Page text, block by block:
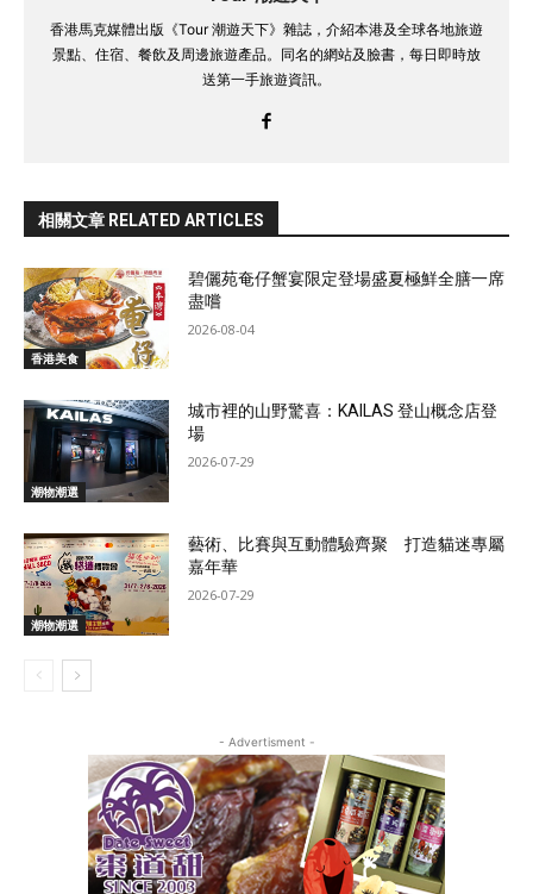
香港馬克媒體出版《Tour 潮遊天下》雜誌，介紹本港及全球各地旅遊
景點、住宿、餐飲及周邊旅遊產品。同名的網站及臉書，每日即時放
送第一手旅遊資訊。
相關文章 RELATED ARTICLES
香港美食
碧儷苑奄仔蟹宴限定登場盛夏極鮮全膳一席
盡嚐
2026-08-04
潮物潮選
城市裡的山野驚喜：KAILAS 登山概念店登
場
2026-07-29
潮物潮選
藝術、比賽與互動體驗齊聚 打造貓迷專屬
嘉年華
2026-07-29
- Advertisment -